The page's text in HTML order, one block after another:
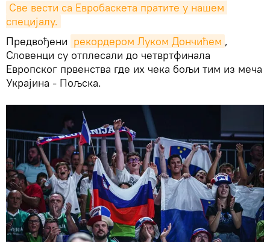
Све вести са Евробаскета пратите у нашем
специјалу.
Предвођени рекордером Луком Дончићем ,
Словенци су отплесали до четвртфинала
Европског првенства где их чека бољи тим из меча
Украјина - Пољска.